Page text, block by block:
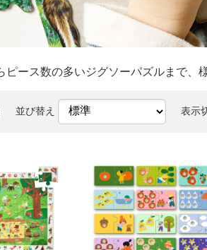
ピース数の多いジグソーパズルまで、
並び替え 表示